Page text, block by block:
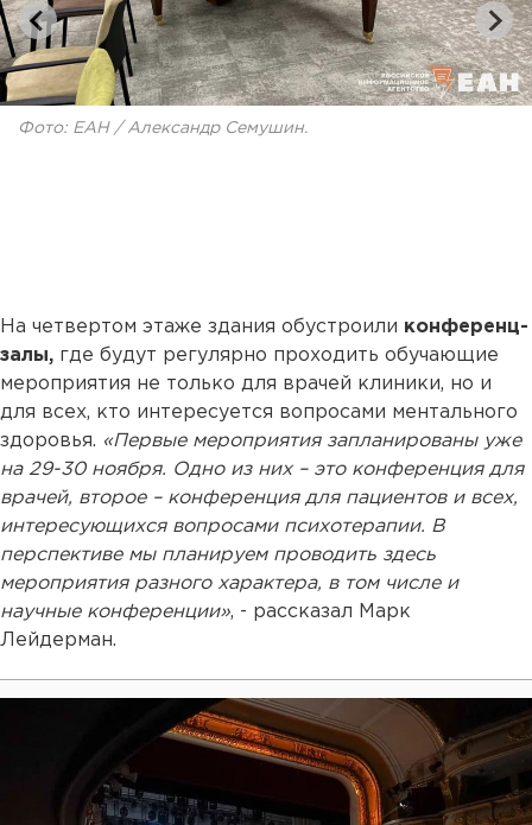
Фото: ЕАН / Александр Семушин.
На четвертом этаже здания обустроили конференц-
залы, где будут регулярно проходить обучающие
мероприятия не только для врачей клиники, но и
для всех, кто интересуется вопросами ментального
здоровья. «Первые мероприятия запланированы уже
на 29-30 ноября. Одно из них – это конференция для
врачей, второе – конференция для пациентов и всех,
интересующихся вопросами психотерапии. В
перспективе мы планируем проводить здесь
мероприятия разного характера, в том числе и
научные конференции», - рассказал Марк
Лейдерман.